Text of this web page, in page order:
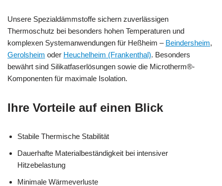
Unsere Spezialdämmstoffe sichern zuverlässigen
Thermoschutz bei besonders hohen Temperaturen und
komplexen Systemanwendungen für Heßheim – Beindersheim,
Gerolsheim oder Heuchelheim (Frankenthal). Besonders
bewährt sind Silikatfaserlösungen sowie die Microtherm®-
Komponenten für maximale Isolation.
Ihre Vorteile auf einen Blick
Stabile Thermische Stabilität
Dauerhafte Materialbeständigkeit bei intensiver
Hitzebelastung
Minimale Wärmeverluste